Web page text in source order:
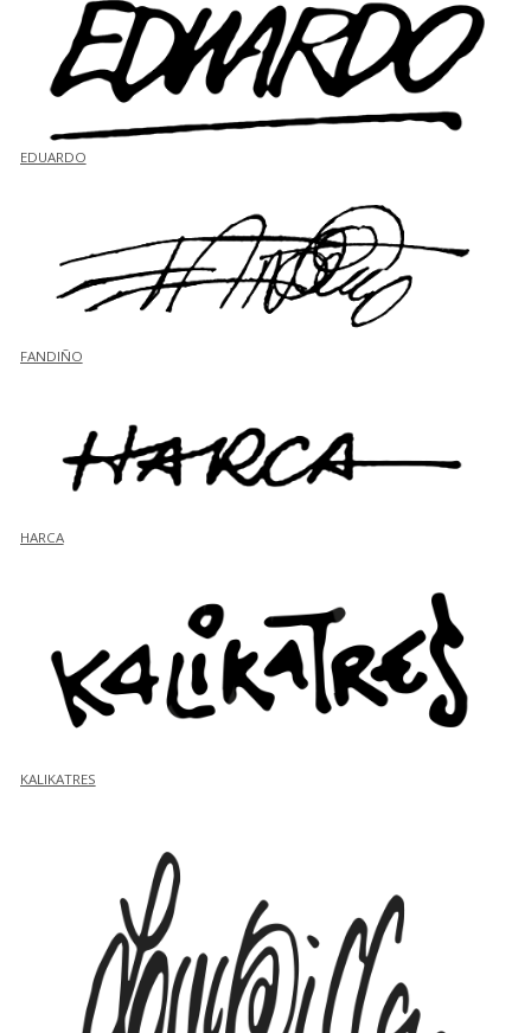
EDUARDO
FANDIÑO
HARCA
KALIKATRES